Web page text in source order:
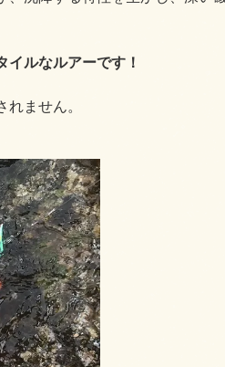
ルなルアーです！
ません。